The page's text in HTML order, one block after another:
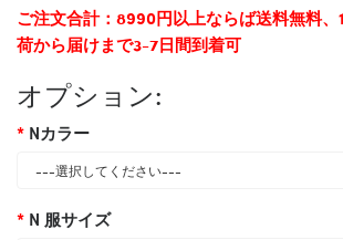
ご注文合計：8990円以上ならば送料無料、
荷から届けまで3-7日間到着可
オプション:
Nカラー
N 服サイズ